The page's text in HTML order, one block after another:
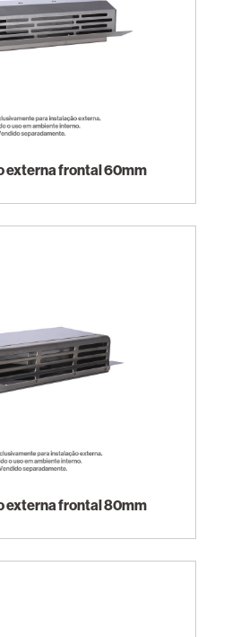
externa frontal 60mm
externa frontal 80mm